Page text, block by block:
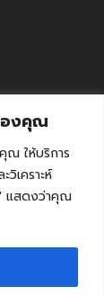
องคุณ
ณ ให้บริการ
เคราะห์
แสดงว่าคุณ